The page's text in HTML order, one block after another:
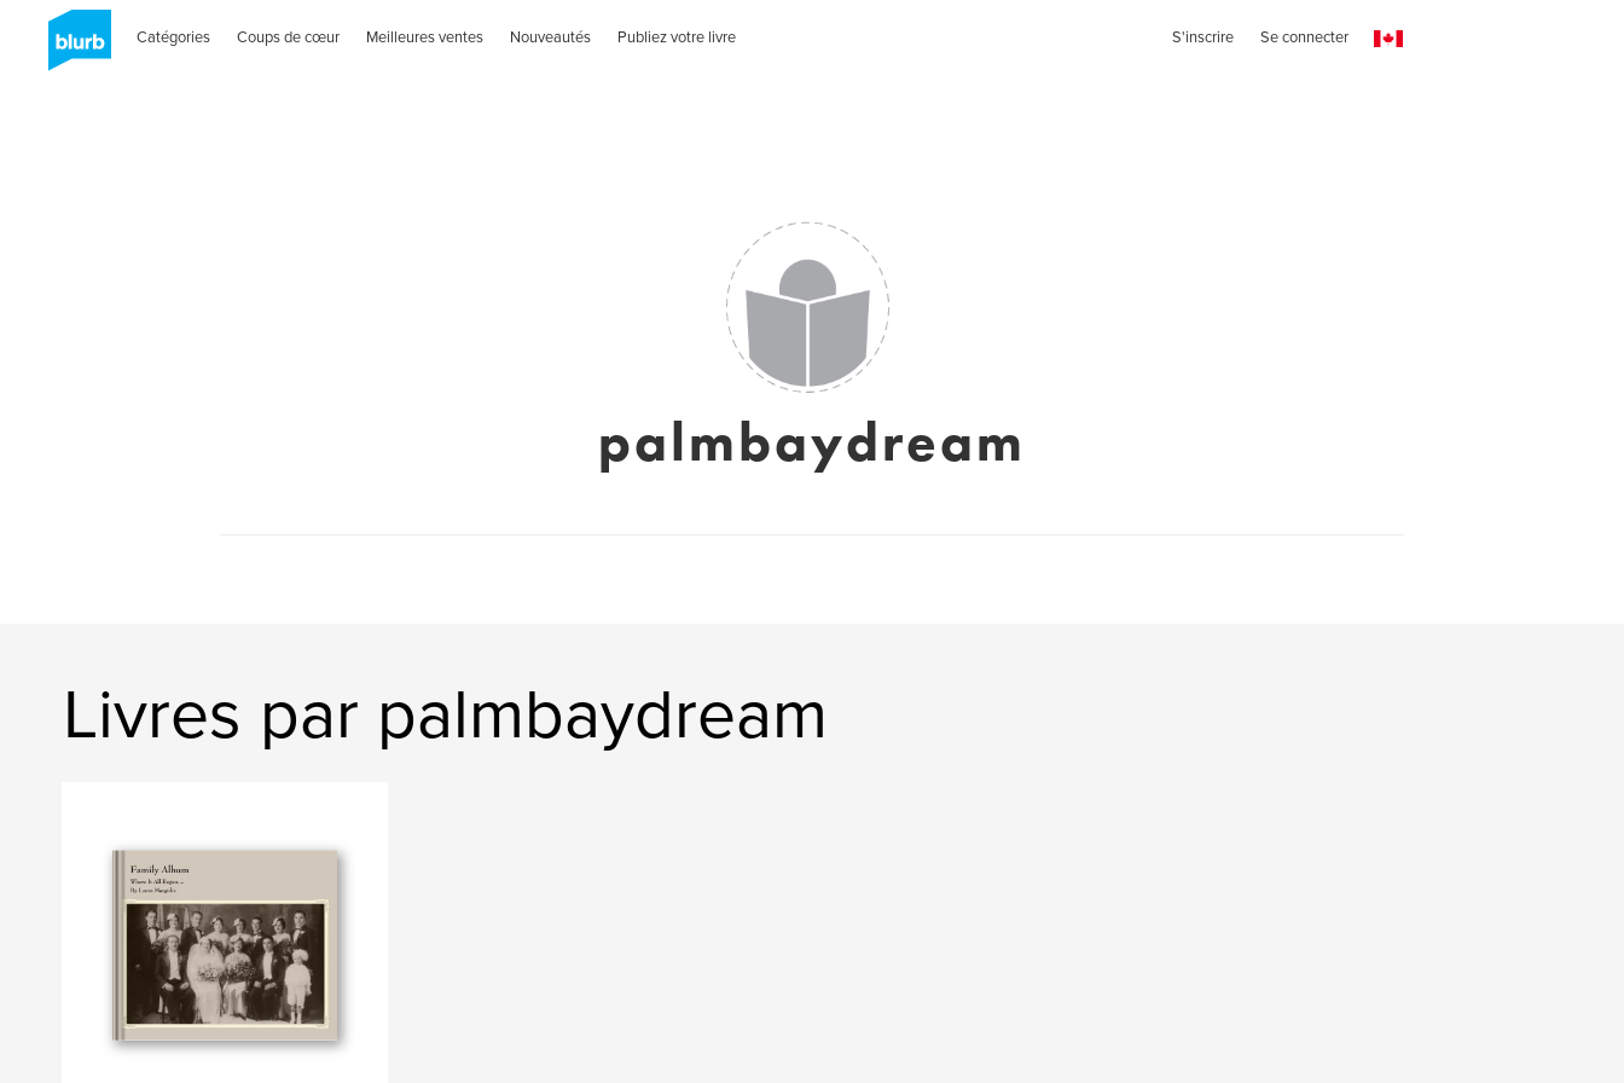
Catégories Coups de cœur Meilleures ventes Nouveautés Publiez votre livre S'inscrire Se connecter
palmbaydream
Livres par palmbaydream